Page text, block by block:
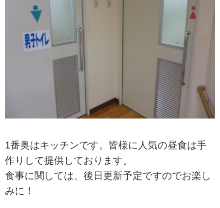
1番奥はキッチンです。皆様に人気の昼食は手
作りして提供しております。
食事に関しては、後日更新予定ですのでお楽し
みに！